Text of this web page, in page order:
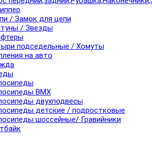
/ Замок для цепи
/ Звезды
подседельные / Хомуты
на авто
BMX
двухподвесы
детские / подростковые
шоссейные/ Гравийники